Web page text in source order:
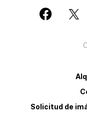
Solicitud de